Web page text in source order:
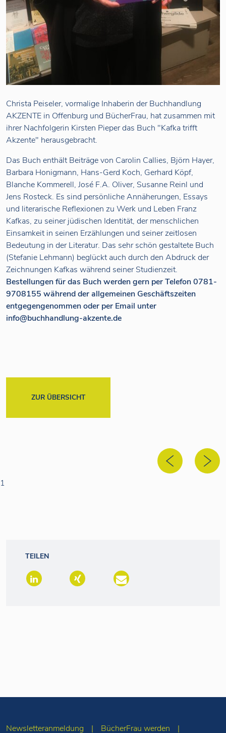
Christa Peiseler, vormalige Inhaberin der Buchhandlung
AKZENTE in Offenburg und BücherFrau, hat zusammen mit
ihrer Nachfolgerin Kirsten Pieper das Buch "Kafka trifft
Akzente" herausgebracht.
Das Buch enthält Beiträge von Carolin Callies, Björn Hayer,
Barbara Honigmann, Hans-Gerd Koch, Gerhard Köpf,
Blanche Kommerell, José F.A. Oliver, Susanne Reinl und
Jens Rosteck. Es sind persönliche Annäherungen, Essays
und literarische Reflexionen zu Werk und Leben Franz
Kafkas, zu seiner jüdischen Identität, der menschlichen
Einsamkeit in seinen Erzählungen und seiner zeitlosen
Bedeutung in der Literatur. Das sehr schön gestaltete Buch
(Stefanie Lehmann) beglückt auch durch den Abdruck der
Zeichnungen Kafkas während seiner Studienzeit.
Bestellungen für das Buch werden gern per Telefon 0781-
9708155 während der allgemeinen Geschäftszeiten
entgegengenommen oder per Email unter
info@buchhandlung-akzente.de
ZUR ÜBERSICHT
1
TEILEN
Newsletteranmeldung BücherFrau werden